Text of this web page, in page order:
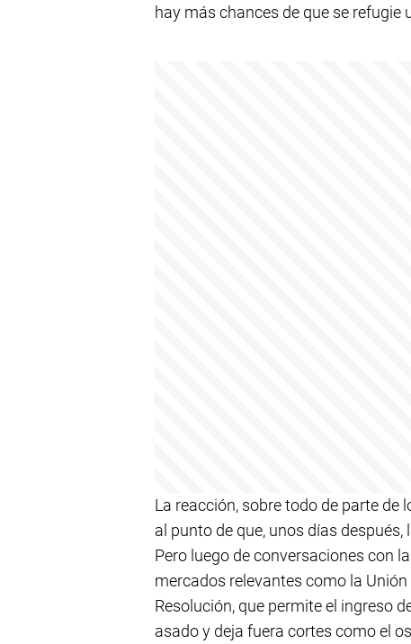
hay más chances de que se refugie
La reacción, sobre todo de parte de
al punto de que, unos días
Pero luego de conversaciones con
mercados relevantes como la
Resolución, que permite el ingreso
asado y deja fuera cortes como el